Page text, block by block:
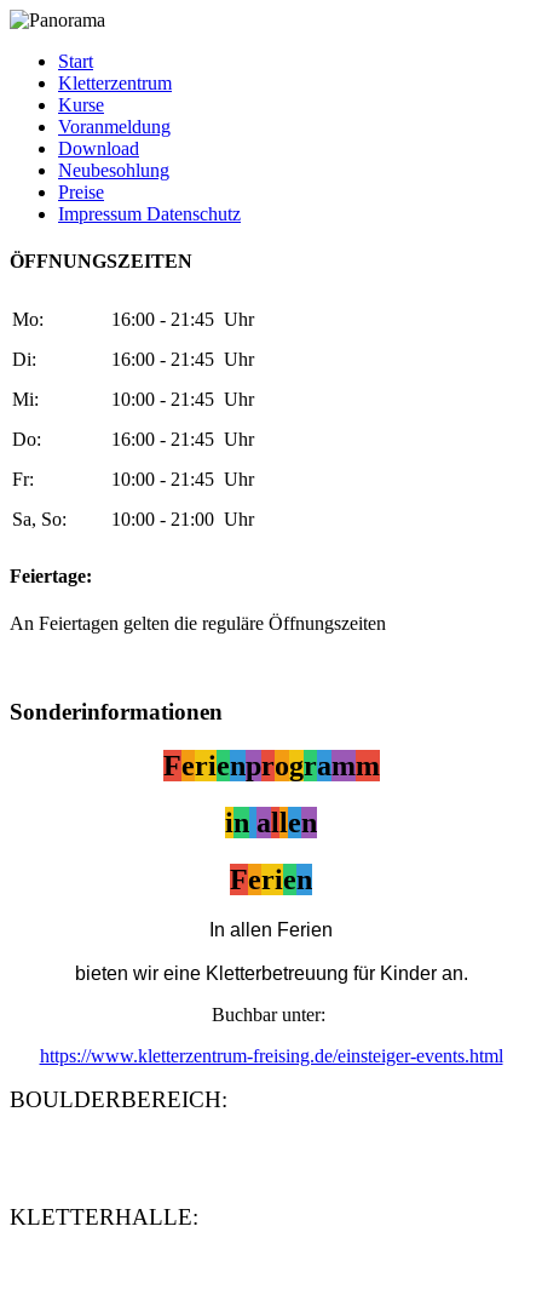
Start
Kletterzentrum
Kurse
Voranmeldung
Download
Neubesohlung
Preise
Impressum Datenschutz
ÖFFNUNGSZEITEN
Mo:
16:00 - 21:45 Uhr
Di:
16:00 - 21:45 Uhr
Mi:
10:00 - 21:45 Uhr
Do:
16:00 - 21:45 Uhr
Fr:
10:00 - 21:45 Uhr
Sa, So:
10:00 - 21:00 Uhr
Feiertage:
An Feiertagen gelten die reguläre Öffnungszeiten
Sonderinformationen
Ferienprogramm
in allen
Ferien
In allen Ferien
bieten wir eine Kletterbetreuung für Kinder an.
Buchbar unter:
https://www.kletterzentrum-freising.de/einsteiger-events.html
BOULDERBEREICH:
KLETTERHALLE: